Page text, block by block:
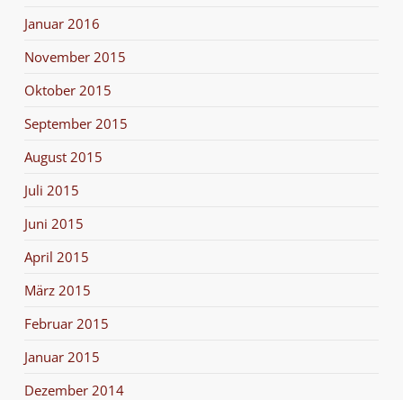
Januar 2016
November 2015
Oktober 2015
September 2015
August 2015
Juli 2015
Juni 2015
April 2015
März 2015
Februar 2015
Januar 2015
Dezember 2014